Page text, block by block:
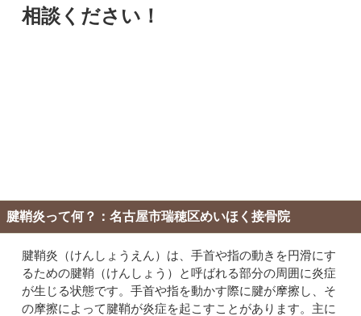
相談ください！
腱鞘炎って何？：名古屋市瑞穂区めいほく接骨院
腱鞘炎（けんしょうえん）は、手首や指の動きを円滑にす
るための腱鞘（けんしょう）と呼ばれる部分の周囲に炎症
が生じる状態です。手首や指を動かす際に腱が摩擦し、そ
の摩擦によって腱鞘が炎症を起こすことがあります。主に